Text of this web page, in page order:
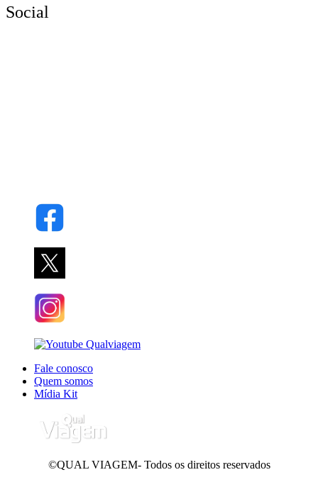
Social
Fale conosco
Quem somos
Mídia Kit
©QUAL VIAGEM- Todos os direitos reservados